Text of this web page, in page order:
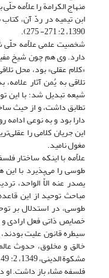
منهاج الکرامة را علاّمه
ابن تیمیه در ردّ آن،
1390، 2: 271- 275).
شخصیت علمی علاّمه
دارد. وی هم چون شیخ
«کلام عقلی» بود، محل
تلاقی به یُمن آثار
شیعه تبدیل شد؛ با این
تطابق داشت، و از حیث
دارا بود و به نوعی
این جریان کلامی را
مغول نامید.
علاّمه با اینکه ساختار
طوسی را می‌پذیرد با این
مباحث توحید از این
طوسی، در استدلال بر
خصایص ذاتی فعل ارادی
سیطره قانون علیت
خالق و مخلوق، حدوث
فلسفه مشاء باز داشت. او